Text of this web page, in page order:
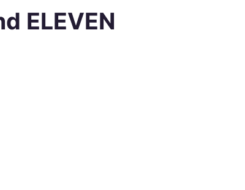
ELEVEN